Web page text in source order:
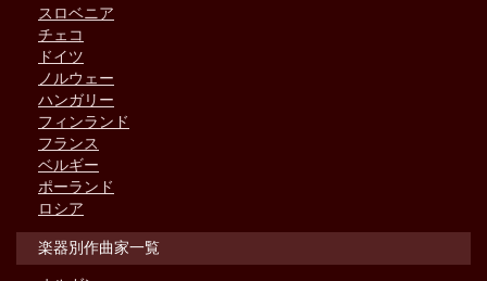
スロベニア
チェコ
ドイツ
ノルウェー
ハンガリー
フィンランド
フランス
ベルギー
ポーランド
ロシア
楽器別作曲家一覧